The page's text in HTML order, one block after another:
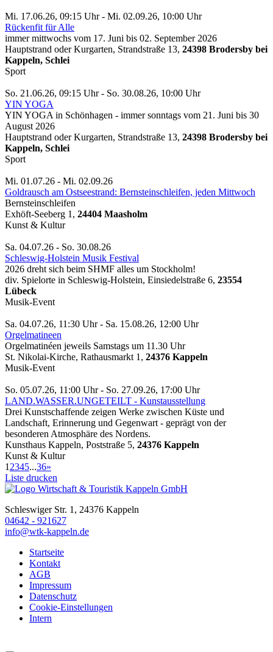
Mi. 17.06.26, 09:15 Uhr - Mi. 02.09.26, 10:00 Uhr
Rückenfit für Alle
immer mittwochs vom 17. Juni bis 02. September 2026
Hauptstrand oder Kurgarten, Strandstraße 13, 24398 Brodersby bei
Kappeln, Schlei
Sport
So. 21.06.26, 09:15 Uhr - So. 30.08.26, 10:00 Uhr
YIN YOGA
YIN YOGA in Schönhagen - immer sonntags vom 21. Juni bis 30
August 2026
Hauptstrand oder Kurgarten, Strandstraße 13, 24398 Brodersby bei
Kappeln, Schlei
Sport
Mi. 01.07.26 - Mi. 02.09.26
Goldrausch am Ostseestrand: Bernsteinschleifen, jeden Mittwoch
Bernsteinschleifen
Exhöft-Seeberg 1, 24404 Maasholm
Kunst & Kultur
Sa. 04.07.26 - So. 30.08.26
Schleswig-Holstein Musik Festival
2026 dreht sich beim SHMF alles um Stockholm!
div. Spielorte in Schleswig-Holstein, Einsiedelstraße 6, 23554
Lübeck
Musik-Event
Sa. 04.07.26, 11:30 Uhr - Sa. 15.08.26, 12:00 Uhr
Orgelmatineen
Orgelmatinéen jeweils Samstags um 11.30 Uhr
St. Nikolai-Kirche, Rathausmarkt 1, 24376 Kappeln
Musik-Event
So. 05.07.26, 11:00 Uhr - So. 27.09.26, 17:00 Uhr
LAND.WASSER.UNGETEILT - Kunstausstellung
Drei Kunstschaffende zeigen Werke zwischen Küste und
Landschaft, Erinnerung und Gegenwart - geprägt von der
besonderen Atmosphäre des Nordens.
Kunsthaus Kappeln, Poststraße 5, 24376 Kappeln
Kunst & Kultur
1 2345...36»
Liste drucken
Schleswiger Str. 1, 24376 Kappeln
04642 - 921627
info@wtk-kappeln.de
Startseite
Kontakt
AGB
Impressum
Datenschutz
Cookie-Einstellungen
Intern